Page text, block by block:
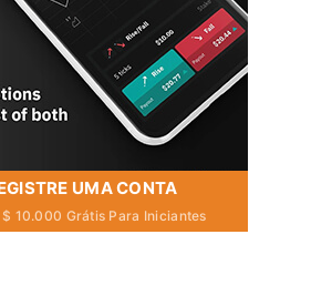
UMA CONTA
$ 10.000 Grátis Para Iniciantes